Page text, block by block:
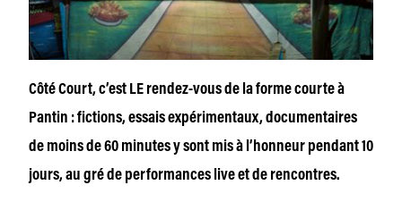
Côté Court, c’est LE rendez-vous de la forme courte à
Pantin : fictions, essais expérimentaux, documentaires
de moins de 60 minutes y sont mis à l’honneur pendant 10
jours, au gré de performances live et de rencontres.